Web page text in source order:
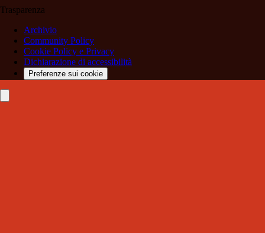
Trasparenza
Archivio
Community Policy
Cookie Policy e Privacy
Dichiarazione di accessibilità
Preferenze sui cookie